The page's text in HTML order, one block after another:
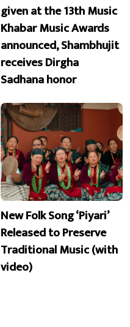
given at the 13th Music
Khabar Music Awards
announced, Shambhujit
receives Dirgha
Sadhana honor
New Folk Song ‘Piyari’
Released to Preserve
Traditional Music (with
video)